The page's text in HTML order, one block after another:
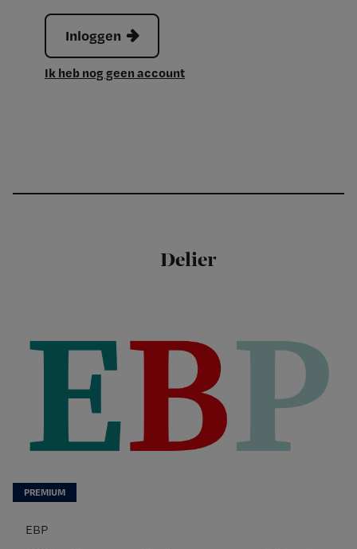
Inloggen
Ik heb nog geen account
Delier
EBP